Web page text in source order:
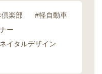
楽部
#軽自動車
ー
イタルデザイン